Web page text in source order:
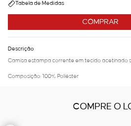
COMPRAR
Tabela de Medidas
Descrição
Camisa estampa corrente em tecido acetinado
Composição: 100% Poliéster
COMPRE O